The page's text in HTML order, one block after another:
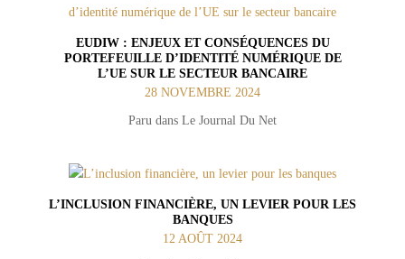
EUDIW : ENJEUX ET CONSÉQUENCES DU
PORTEFEUILLE D’IDENTITÉ NUMÉRIQUE DE
L’UE SUR LE SECTEUR BANCAIRE
28 NOVEMBRE 2024
Paru dans Le Journal Du Net
L’INCLUSION FINANCIÈRE, UN LEVIER POUR LES
BANQUES
12 AOÛT 2024